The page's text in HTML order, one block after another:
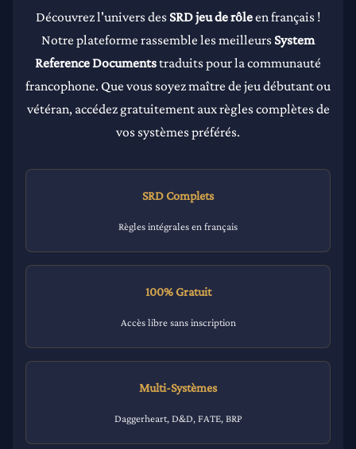
Découvrez l'univers des SRD jeu de rôleen français !
Notre plateforme rassemble les meilleurs System
Reference Documentstraduits pour la communauté
francophone. Que vous soyez maître de jeu débutant ou
vétéran, accédez gratuitement aux règles complètes de
vos systèmes préférés.
SRD Complets
Règles intégrales en français
100% Gratuit
Accès libre sans inscription
Multi-Systèmes
Daggerheart, D&D, FATE, BRP